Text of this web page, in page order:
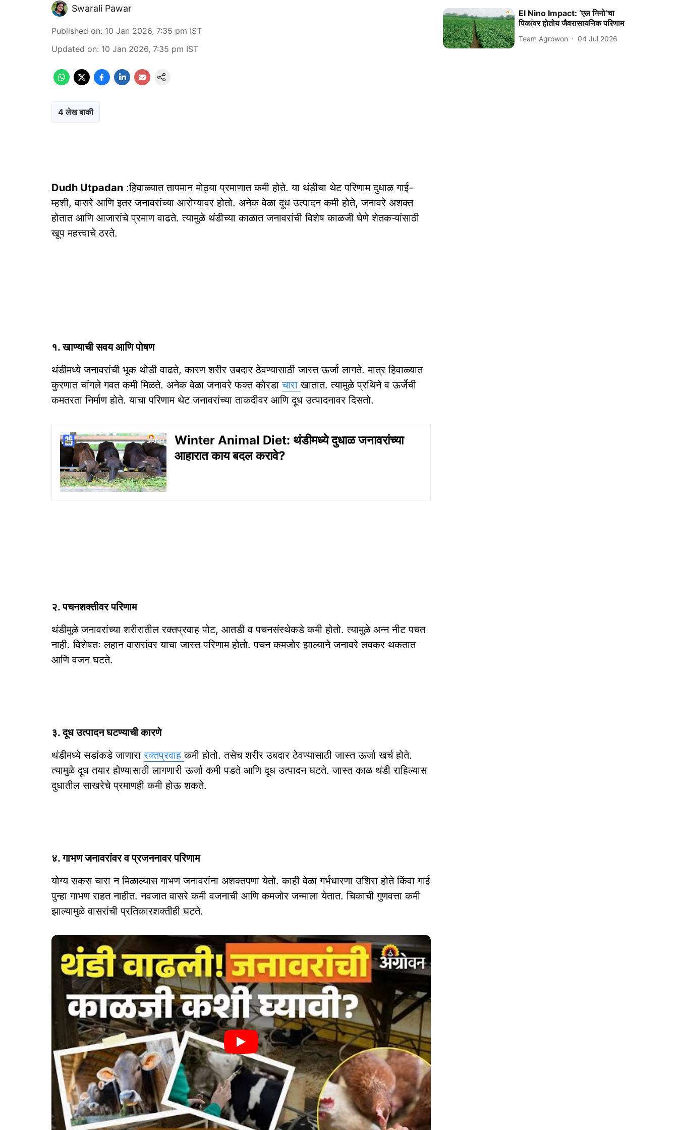
Swarali Pawar
Published on: 10 Jan 2026, 7:35 pm IST
Updated on: 10 Jan 2026, 7:35 pm IST
4 लेख बाकी
Dudh Utpadan :हिवाळ्यात तापमान मोठ्या प्रमाणात कमी होते. या थंडीचा थेट परिणाम दुधाळ गाई-
म्हशी, वासरे आणि इतर जनावरांच्या आरोग्यावर होतो. अनेक वेळा दूध उत्पादन कमी होते, जनावरे अशक्त
होतात आणि आजारांचे प्रमाण वाढते. त्यामुळे थंडीच्या काळात जनावरांची विशेष काळजी घेणे शेतकऱ्यांसाठी
खूप महत्त्वाचे ठरते.
१. खाण्याची सवय आणि पोषण
थंडीमध्ये जनावरांची भूक थोडी वाढते, कारण शरीर उबदार ठेवण्यासाठी जास्त ऊर्जा लागते. मात्र हिवाळ्यात
कुरणात चांगले गवत कमी मिळते. अनेक वेळा जनावरे फक्त कोरडाचाराखातात. त्यामुळे प्रथिने व ऊर्जेची
कमतरता निर्माण होते. याचा परिणाम थेट जनावरांच्या ताकदीवर आणि दूध उत्पादनावर दिसतो.
Winter Animal Diet: थंडीमध्ये दुधाळ जनावरांच्या
आहारात काय बदल करावे?
२. पचनशक्तीवर परिणाम
थंडीमुळे जनावरांच्या शरीरातील रक्तप्रवाह पोट, आतडी व पचनसंस्थेकडे कमी होतो. त्यामुळे अन्न नीट पचत
नाही. विशेषतः लहान वासरांवर याचा जास्त परिणाम होतो. पचन कमजोर झाल्याने जनावरे लवकर थकतात
आणि वजन घटते.
३. दूध उत्पादन घटण्याची कारणे
थंडीमध्ये सडांकडे जाणारारक्तप्रवाहकमी होतो. तसेच शरीर उबदार ठेवण्यासाठी जास्त ऊर्जा खर्च होते.
त्यामुळे दूध तयार होण्यासाठी लागणारी ऊर्जा कमी पडते आणि दूध उत्पादन घटते. जास्त काळ थंडी राहिल्यास
दुधातील साखरेचे प्रमाणही कमी होऊ शकते.
४. गाभण जनावरांवर व प्रजननावर परिणाम
योग्य सकस चारा न मिळाल्यास गाभण जनावरांना अशक्तपणा येतो. काही वेळा गर्भधारणा उशिरा होते किंवा गाई
पुन्हा गाभण राहत नाहीत. नवजात वासरे कमी वजनाची आणि कमजोर जन्माला येतात. चिकाची गुणवत्ता कमी
झाल्यामुळे वासरांची प्रतिकारशक्तीही घटते.
El Nino Impact: ‘एल निनो’चा
पिकांवर होतोय जैवरासायनिक परिणाम
Team Agrowon 04 Jul 2026